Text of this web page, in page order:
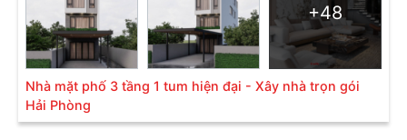
+48
Nhà mặt phố 3 tầng 1 tum hiện đại - Xây nhà trọn gói
Hải Phòng